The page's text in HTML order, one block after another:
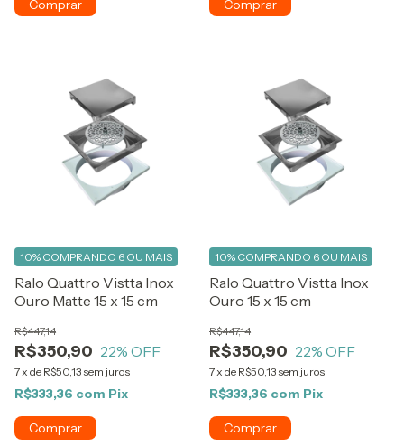
Ralo Quattro Vistta Inox
Ouro Matte 15 x 15 cm
R$350,90
R$447,14
22% OFF
7 x de R$50,13 sem juros
10% COMPRANDO 6 OU MAIS
R$333,36 com Pix
Ralo Quattro Vistta Inox
Ouro 15 x 15 cm
R$350,90
R$447,14
22% OFF
7 x de R$50,13 sem juros
10% COMPRANDO 6 OU MAIS
R$333,36 com Pix